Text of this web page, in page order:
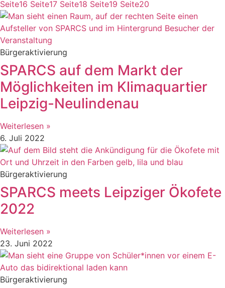
Seite16 Seite17 Seite18 Seite19 Seite20
Bürgeraktivierung
SPARCS auf dem Markt der
Möglichkeiten im Klimaquartier
Leipzig-Neulindenau
Weiterlesen »
6. Juli 2022
Bürgeraktivierung
SPARCS meets Leipziger Ökofete
2022
Weiterlesen »
23. Juni 2022
Bürgeraktivierung